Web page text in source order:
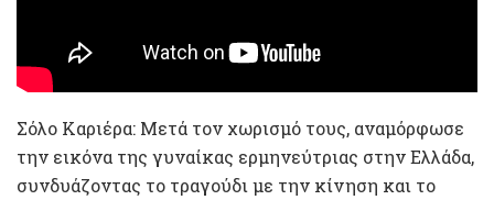
Σόλο Καριέρα: Μετά τον χωρισμό τους, αναμόρφωσε
την εικόνα της γυναίκας ερμηνεύτριας στην Ελλάδα,
συνδυάζοντας το τραγούδι με την κίνηση και το